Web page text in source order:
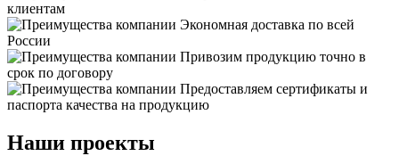
клиентам
Экономная доставка по всей
России
Привозим продукцию точно в
срок по договору
Предоставляем сертификаты и
паспорта качества на продукцию
Наши проекты